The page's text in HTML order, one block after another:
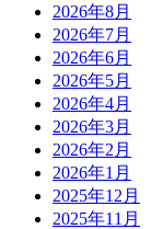
2026年8月
2026年7月
2026年6月
2026年5月
2026年4月
2026年3月
2026年2月
2026年1月
2025年12月
2025年11月